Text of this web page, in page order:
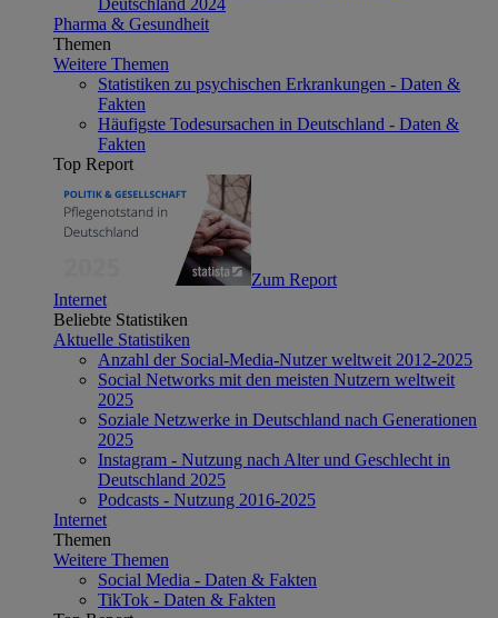
Pharma & Gesundheit
Themen
Weitere Themen
Statistiken zu psychischen Erkrankungen - Daten &
Fakten
Häufigste Todesursachen in Deutschland - Daten &
Fakten
Top Report
Zum Report
Internet
Beliebte Statistiken
Aktuelle Statistiken
Anzahl der Social-Media-Nutzer weltweit 2012-2025
Social Networks mit den meisten Nutzern weltweit
2025
Soziale Netzwerke in Deutschland nach Generationen
2025
Instagram - Nutzung nach Alter und Geschlecht in
Deutschland 2025
Podcasts - Nutzung 2016-2025
Internet
Themen
Weitere Themen
Social Media - Daten & Fakten
TikTok - Daten & Fakten